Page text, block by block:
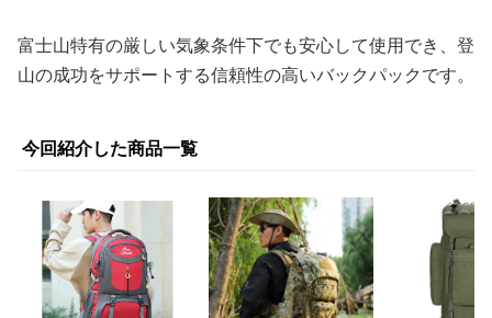
富士山特有の厳しい気象条件下でも安心して使用でき、登
山の成功をサポートする信頼性の高いバックパックです。
今回紹介した商品一覧